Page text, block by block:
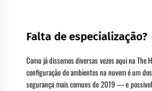
Falta de especialização?
Como já dissemos diversas vezes aqui na The
configuração de ambientes na nuvem é um
segurança mais comuns de 2019 — e